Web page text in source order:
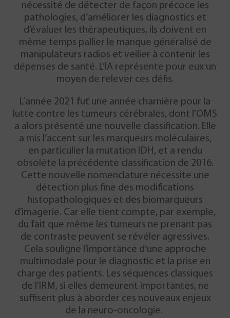
nécessité de détecter de façon précoce les
pathologies, d’améliorer les diagnostics et
d’évaluer les thérapeutiques, ils doivent en
même temps pallier le manque généralisé de
manipulateurs radios et veiller à contenir les
dépenses de santé. L’IA représente pour eux un
moyen de relever ces défis.
L’année 2021 fut une année charnière pour la
lutte contre les tumeurs cérébrales, dont l’OMS
a alors présenté une nouvelle classification. Elle
a mis l’accent sur les marqueurs moléculaires,
en particulier la mutation IDH, et a rendu
obsolète la précédente classification de 2016.
Cette nouvelle nomenclature nécessite une
détection plus fine des modifications
histopathologiques et des biomarqueurs
d’imagerie. Car elle tient compte, par exemple,
du fait que même les tumeurs ne prenant pas
de contraste peuvent se révéler agressives.
Cela souligne l’importance d’une approche
multimodale pour le diagnostic et la prise en
charge des patients. Les séquences classiques
de l’IRM, si elles demeurent importantes, ne
suffisent plus à aborder ces nouveaux enjeux
de la neuro-oncologie.